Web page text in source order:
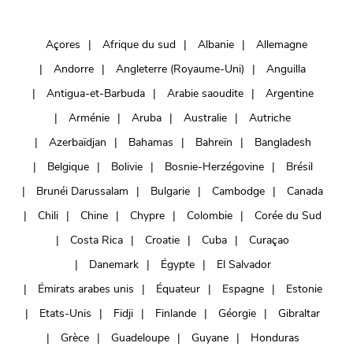
Açores Afrique du sud Albanie
Allemagne
Andorre
Angleterre (Royaume-Uni)
Anguilla
Antigua-et-Barbuda
Arabie saoudite
Argentine
Arménie
Aruba Australie
Autriche
Azerbaïdjan
Bahamas Bahreïn
Bangladesh
Belgique
Bolivie Bosnie-Herzégovine
Brésil
Brunéi Darussalam
Bulgarie Cambodge
Canada
Chili
Chine Chypre Colombie
Corée du Sud
Costa Rica
Croatie Cuba
Curaçao
Danemark
Égypte
El Salvador
Émirats arabes unis
Équateur Espagne
Estonie
Etats-Unis
Fidji Finlande Géorgie
Gibraltar
Grèce
Guadeloupe Guyane
Honduras